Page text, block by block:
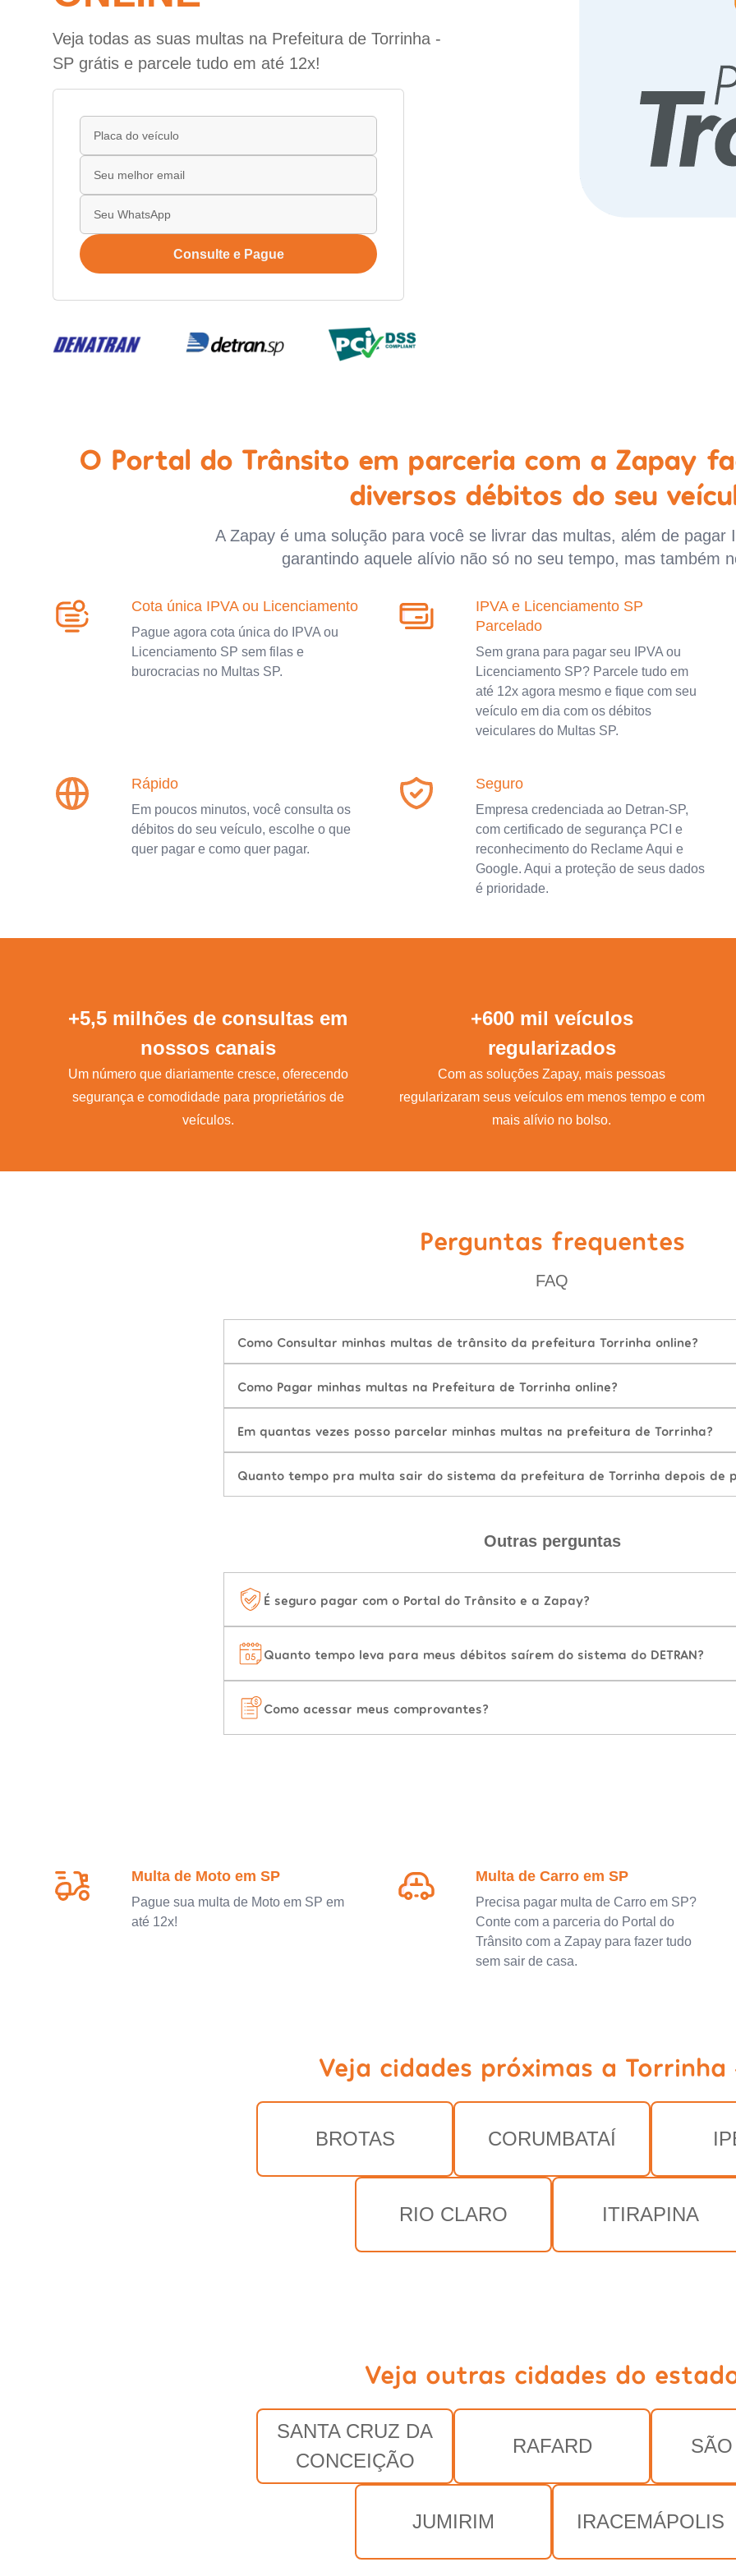
Veja todas as suas multas na Prefeitura de Torrinha -
SP grátis e parcele tudo em até 12x!
Consulte e Pague
O Portal do Trânsito em parceria com a Zapay
diversos débitos do seu
A Zapay é uma solução para você se livrar das multas, além de pagar
garantindo aquele alívio não só no seu tempo, mas também
Cota única IPVA ou Licenciamento
Pague agora cota única do IPVA ou
Licenciamento SP sem filas e
burocracias no Multas SP.
IPVA e Licenciamento SP
Parcelado
Sem grana para pagar seu IPVA ou
Licenciamento SP? Parcele tudo em
até 12x agora mesmo e fique com seu
veículo em dia com os débitos
veiculares do Multas SP.
Rápido
Em poucos minutos, você consulta os
débitos do seu veículo, escolhe o que
quer pagar e como quer pagar.
Seguro
Empresa credenciada ao Detran-SP,
com certificado de segurança PCI e
reconhecimento do Reclame Aqui e
Google. Aqui a proteção de seus dados
é prioridade.
+5,5 milhões de consultas em
nossos canais
Um número que diariamente cresce, oferecendo
segurança e comodidade para proprietários de
veículos.
+600 mil veículos
regularizados
Com as soluções Zapay, mais pessoas
regularizaram seus veículos em menos tempo e com
mais alívio no bolso.
Perguntas frequentes
FAQ
Como Consultar minhas multas de trânsito da prefeitura Torrinha online?
Como Pagar minhas multas na Prefeitura de Torrinha online?
Em quantas vezes posso parcelar minhas multas na prefeitura de Torrinha?
Quanto tempo pra multa sair do sistema da prefeitura de Torrinha depois de
Outras perguntas
É seguro pagar com o Portal do Trânsito e a Zapay?
Quanto tempo leva para meus débitos saírem do sistema do DETRAN?
Como acessar meus comprovantes?
Multa de Moto em SP
Pague sua multa de Moto em SP em
até 12x!
Multa de Carro em SP
Precisa pagar multa de Carro em SP?
Conte com a parceria do Portal do
Trânsito com a Zapay para fazer tudo
sem sair de casa.
Veja cidades próximas a Torrinha
BROTAS CORUMBATAÍ
RIO CLARO ITIRAPINA
Veja outras cidades do
SANTA CRUZ DA
CONCEIÇÃO
RAFARD
JUMIRIM IRACEMÁPOLIS